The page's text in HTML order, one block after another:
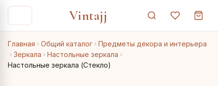
Vintajj
Главная Общий каталог
Предметы декора и интерьера
Зеркала
Настольные зеркала
Настольные зеркала (Стекло)